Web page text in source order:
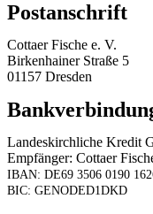
Postanschrift
Cottaer Fische e. V.
Birkenhainer Straße 5
01157 Dresden
Landeskirchliche Kredit
Empfänger: Cottaer
IBAN: DE69 3506 0190
BIC: GENODED1DKD